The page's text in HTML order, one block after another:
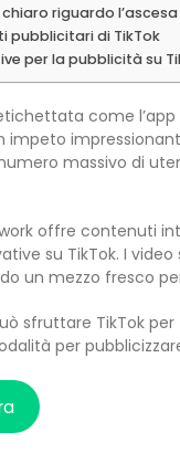
riguardo l’ascesa
pubblicitari di TikTok
per la pubblicità su
come
impeto
massivo di
offre contenuti
su TikTok. I
un mezzo fresco
sfruttare TikTok
per